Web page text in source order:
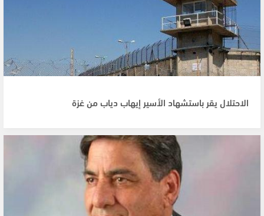
الاحتلال يقر باستشهاد الأسير إيهاب دياب من غزة